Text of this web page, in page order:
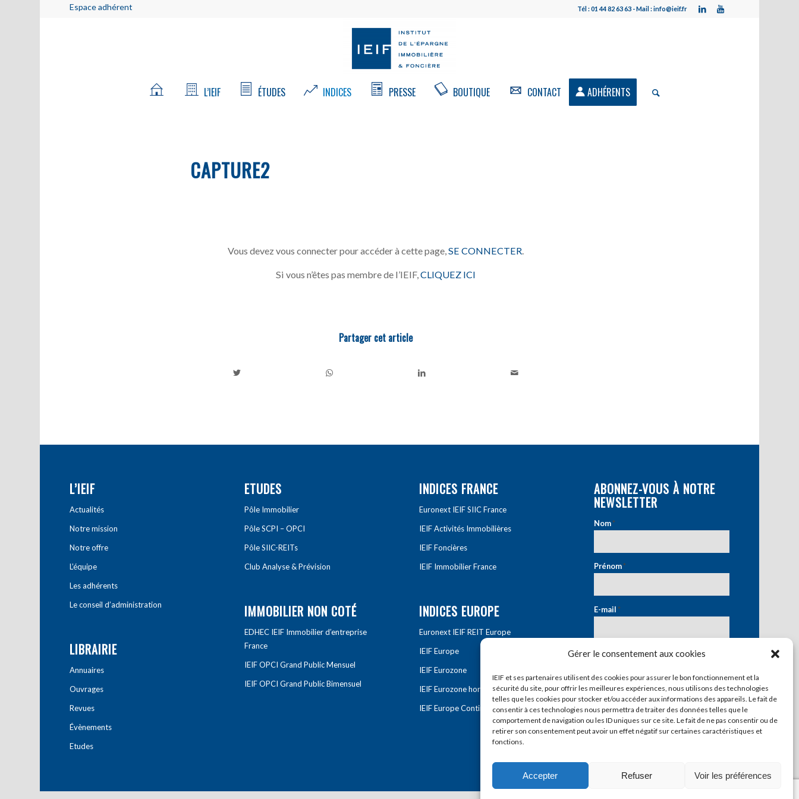
Gérer le consentement aux cookies
IEIF et ses partenaires utilisent des cookies pour assurer le bon fonctionnement et la
sécurité du site, pour offrir les meilleures expériences, nous utilisons des technologies
telles que les cookies pour stocker et/ou accéder aux informations des appareils. Le fait de
consentir à ces technologies nous permettra de traiter des données telles que le
comportement de navigation ou les ID uniques sur ce site. Le fait de ne pas consentir ou de
retirer son consentement peut avoir un effet négatif sur certaines caractéristiques et
fonctions.
Accepter Refuser Voir les préférences
Espace adhérent Tél : 01 44 82 63 63 - Mail : info@ieif.fr
L’IEIF ÉTUDES INDICES PRESSE BOUTIQUE CONTACT ADHÉRENTS
CAPTURE2
Vous devez vous connecter pour accéder à cette page, SE CONNECTER
Si vous n’êtes pas membre de l’IEIF,CLIQUEZ ICI
Partager cet article
L’IEIF
Actualités
Notre mission
Notre offre
L’équipe
Les adhérents
Le conseil d’administration
LIBRAIRIE
Annuaires
Ouvrages
Revues
Évènements
Etudes
ETUDES
Pôle Immobilier
Pôle SCPI – OPCI
Pôle SIIC-REITs
Club Analyse & Prévision
IMMOBILIER NON COTÉ
EDHEC IEIF Immobilier d’entreprise
France
IEIF OPCI Grand Public Mensuel
IEIF OPCI Grand Public Bimensuel
INDICES FRANCE
Euronext IEIF SIIC France
IEIF Activités Immobilières
IEIF Foncières
IEIF Immobilier France
INDICES EUROPE
Euronext IEIF REIT Europe
IEIF Europe
IEIF Eurozone
IEIF Eurozone hors France
IEIF Europe Continentale
ABONNEZ-VOUS À NOTRE
NEWSLETTER
Nom*
Prénom*
E-mail*